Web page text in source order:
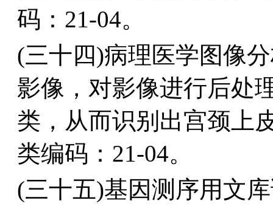
码：21-04。
(三十四)病理医学图像
影像，对影像进行后处
类，从而识别出宫颈上
类编码：21-04。
(三十五)基因测序用文